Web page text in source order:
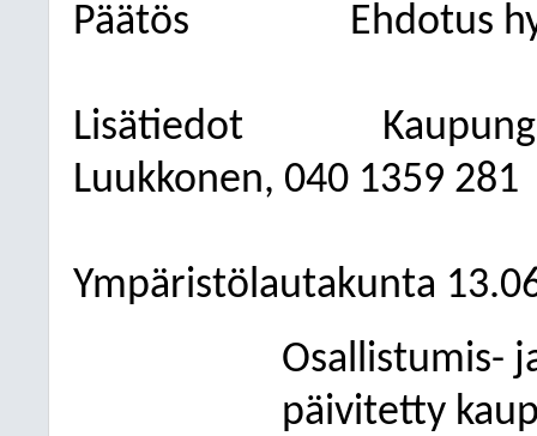
Päätös Ehdotus
Lisätiedot
Luukkonen, 040 1359 281
Ympäristölautakunta
Osallistumis-
päivitetty